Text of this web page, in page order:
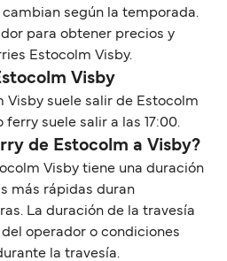
según la temporada.
para obtener precios y
Estocolm Visby.
Visby
Visby suele salir de Estocolm
ferry suele salir a las 17:00.
de Estocolm a Visby?
Visby tiene una duración
más rápidas duran
La duración de la travesía
operador o condiciones
la travesía.